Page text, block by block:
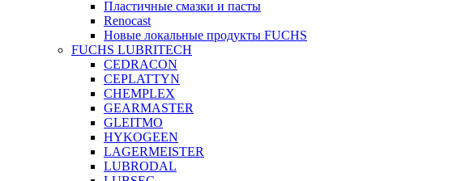
Пластичные смазки и пасты
Renocast
Новые локальные продукты FUCHS
FUCHS LUBRITECH
CEDRACON
CEPLATTYN
CHEMPLEX
GEARMASTER
GLEITMO
HYKOGEEN
LAGERMEISTER
LUBRODAL